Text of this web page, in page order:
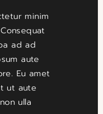
minim
ad ad
aute
Eu amet
ut aute
ulla